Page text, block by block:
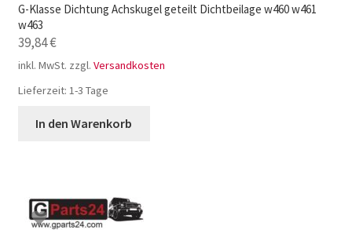
G-Klasse Dichtung Achskugel geteilt Dichtbeilage w460 w461
w463
39,84€
inkl. MwSt. zzgl. Versandkosten
Lieferzeit: 1-3 Tage
In den Warenkorb